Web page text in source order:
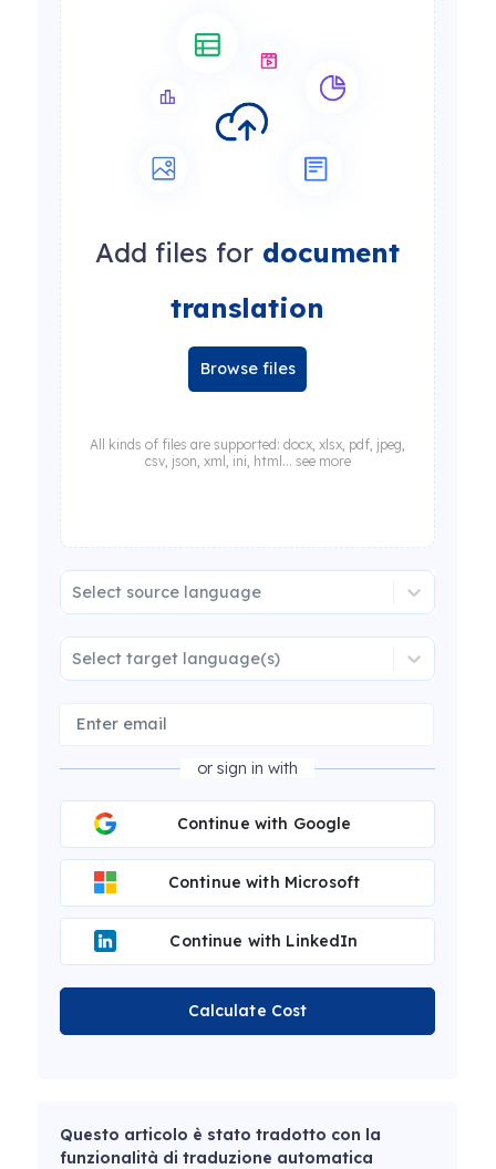
Add files for document
translation
Browse files
All kinds of files are supported: docx, xlsx, pdf, jpeg,
csv, json, xml, ini, html... see more
Select source language
Select target language(s)
or sign in with
Continue with Google
Continue with Microsoft
Continue with LinkedIn
Calculate Cost
Questo articolo è stato tradotto con la
funzionalità di traduzione automatica